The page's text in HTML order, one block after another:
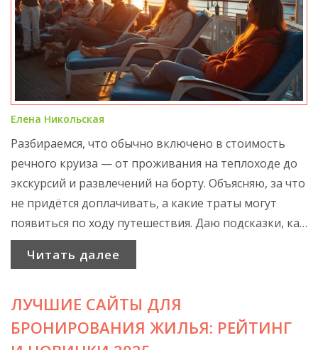
Елена Никольская
Разбираемся, что обычно включено в стоимость
речного круиза — от проживания на теплоходе до
экскурсий и развлечений на борту. Объясняю, за что
не придётся доплачивать, а какие траты могут
появиться по ходу путешествия. Даю подсказки, как
избежать неожиданных расходов и на что стоит
обратить внимание перед бронированием.
выгодного отдыха на реке. Всё по делу, чтобы не
промахнуться с выбором маршрута и теплохода.
Читать далее
ЛУЧШИЕ САЙТЫ ДЛЯ
БРОНИРОВАНИЯ ЖИЛЬЯ: РЕЙТИНГ